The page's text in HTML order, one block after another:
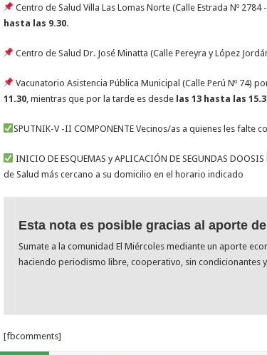
Centro de Salud Villa Las Lomas Norte (Calle Estrada Nº
hasta las 9.30.
Centro de Salud Dr. José Minatta (Calle Pereyra y López
Vacunatorio Asistencia Pública Municipal (Calle Perú Nº 74)
11.30, mientras que por la tarde es desde las 13 hasta las
SPUTNIK-V -II COMPONENTE Vecinos/as a quienes les falte
INICIO DE ESQUEMAS y APLICACIÓN DE SEGUNDAS
de Salud más cercano a su domicilio en el horario indicado
Esta nota es posible gracias al aporte
Sumate a la comunidad El Miércoles mediante un aporte
haciendo periodismo libre, cooperativo, sin condicionantes
[fbcomments]